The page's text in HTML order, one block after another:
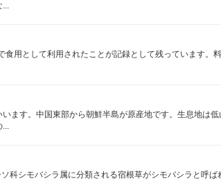
...
用として利用されたことが記録として残っています。
ます。中国東部から朝鮮半島が原産地です。生息地は低
...
科シモバシラ属に分類される宿根草がシモバシラと呼ば